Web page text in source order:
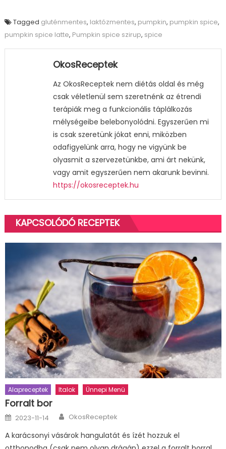
Tagged gluténmentes, laktózmentes, pumpkin, pumpkin spice,
pumpkin spice latte, Pumpkin spice szirup, spice
OkosReceptek
Az OkosReceptek nem diétás oldal és még
csak véletlenül sem szeretnénk az étrendi
terápiák meg a funkcionális táplálkozás
mélységeibe belebonyolódni. Egyszerűen mi
is csak szeretünk jókat enni, miközben
odafigyelünk arra, hogy ne vigyünk be
olyasmit a szervezetünkbe, ami árt nekünk,
vagy amit egyszerűen nem akarunk bevinni.
https://okosreceptek.hu
KAPCSOLÓDÓ RECEPTEK
Alapreceptek Italok Ünnepi Menü
Forralt bor
Posted
on
2023-11-14 Author
OkosReceptek
A karácsonyi vásárok hangulatát és ízét hozzuk el